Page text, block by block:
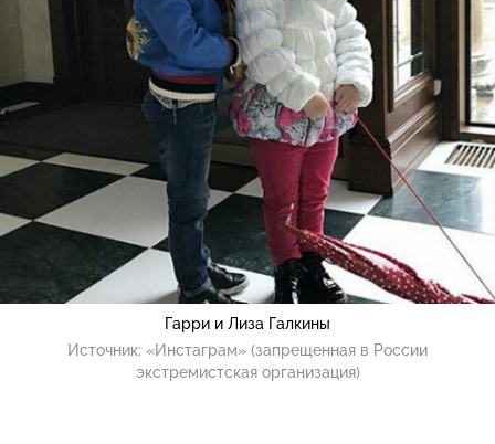
Гарри и Лиза Галкины
Источник: «Инстаграм» (запрещенная в России
экстремистская организация)